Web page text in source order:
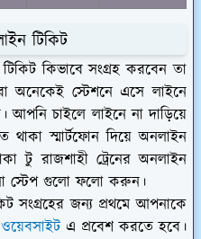
টিকিট
কিভাবে সংগ্রহ করবেন তা
অনেকেই স্টেশনে এসে লাইনে
আপনি চাইলে লাইনে না দাড়িয়ে
স্মার্টফোন দিয়ে অনলাইন
টু রাজশাহী ট্রেনের অনলাইন
স্টেপ গুলো ফলো করুন।
সংগ্রহের জন্য প্রথমে আপনাকে
ওয়েবসাইট এ প্রবেশ করতে হবে।